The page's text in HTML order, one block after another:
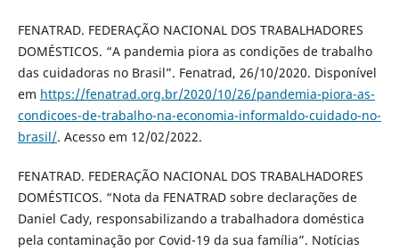
FENATRAD. FEDERAÇÃO NACIONAL DOS TRABALHADORES
DOMÉSTICOS. “A pandemia piora as condições de trabalho
das cuidadoras no Brasil”. Fenatrad, 26/10/2020. Disponível
em https://fenatrad.org.br/2020/10/26/pandemia-piora-as-
condicoes-de-trabalho-na-economia-informaldo-cuidado-no-
brasil/. Acesso em 12/02/2022.
FENATRAD. FEDERAÇÃO NACIONAL DOS TRABALHADORES
DOMÉSTICOS. “Nota da FENATRAD sobre declarações de
Daniel Cady, responsabilizando a trabalhadora doméstica
pela contaminação por Covid-19 da sua família”. Notícias